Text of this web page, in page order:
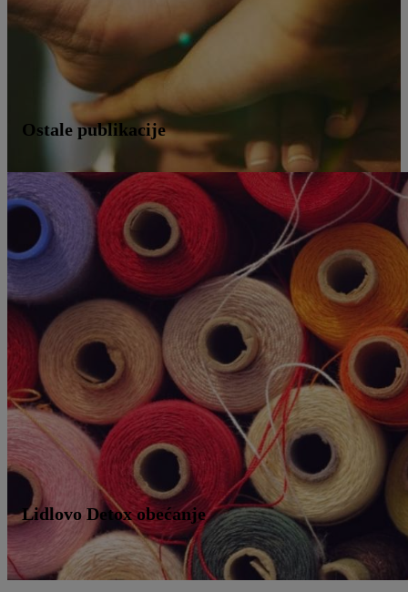
Ostale publikacije
Lidlovo Detox obećanje